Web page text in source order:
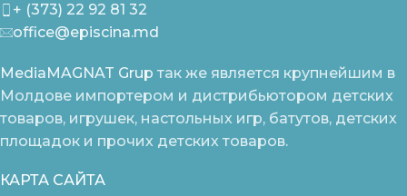
+ (373) 22 92 81 32
office@episcina.md
MediaMAGNAT Grup так же является крупнейшим в
Молдове импортером и дистрибьютором детских
товаров, игрушек, настольных игр, батутов, детских
площадок и прочих детских товаров.
КАРТА САЙТА